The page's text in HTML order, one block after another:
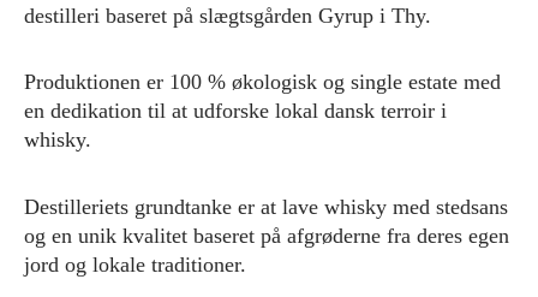
destilleri baseret på slægtsgården Gyrup i Thy.
Produktionen er 100 % økologisk og single estate med
en dedikation til at udforske lokal dansk terroir i
whisky.
Destilleriets grundtanke er at lave whisky med stedsans
og en unik kvalitet baseret på afgrøderne fra deres egen
jord og lokale traditioner.